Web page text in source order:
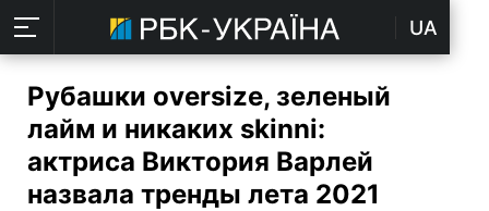
UA
Рубашки оversize, зеленый
лайм и никаких skinni:
актриса Виктория Варлей
назвала тренды лета 2021